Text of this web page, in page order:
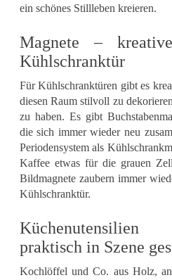
ein schönes Stillleben kreieren.
Magnete –
Kühlschranktür
Für Kühlschranktüren gibt es
diesen Raum stilvoll zu
zu haben. Es gibt
die sich immer wieder neu
Periodensystem als
Kaffee etwas für die grauen
Bildmagnete zaubern immer
Kühlschranktür.
praktisch in Szene
Kochlöffel und Co. aus Holz,